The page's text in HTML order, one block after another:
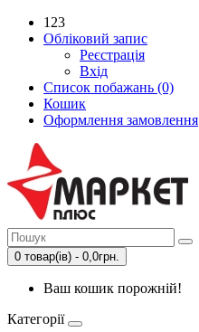
123
Обліковий запис
Реєстрація
Вхід
Список побажань (0)
Кошик
Оформлення замовлення
0 товар(ів) - 0,0грн.
Ваш кошик порожній!
Категорії